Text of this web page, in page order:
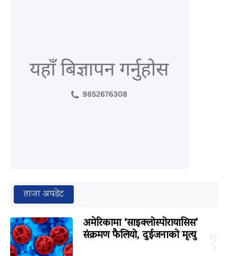
ताजा अपडेट
अमेरिकामा ‘साइक्लोस्पोरायासिस’
संक्रमण फैलियो, दुईजनाको मृत्यु